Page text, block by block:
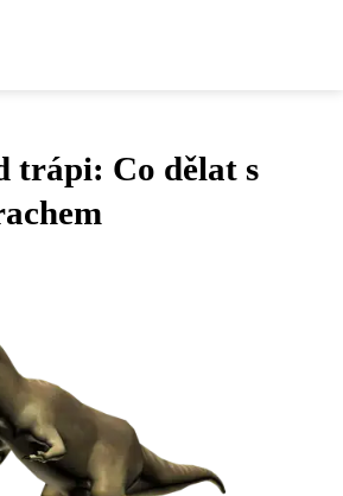
trápi: Co dělat s